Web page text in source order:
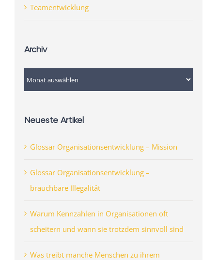
Teamentwicklung
Archiv
Archiv
Neueste Artikel
Glossar Organisationsentwicklung – Mission
Glossar Organisationsentwicklung –
brauchbare Illegalität
Warum Kennzahlen in Organisationen oft
scheitern und wann sie trotzdem sinnvoll sind
Was treibt manche Menschen zu ihrem